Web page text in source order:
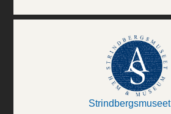
Strindbergsmuseet